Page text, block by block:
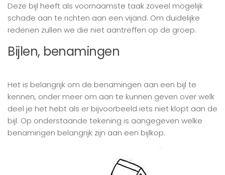
Deze bijl heeft als voornaamste taak zoveel mogelijk
schade aan te richten aan een vijand. Om duidelijke
redenen zullen we die niet aantreffen op de groep.
Bijlen, benamingen
Het is belangrijk om de benamingen aan een bijl te
kennen, onder meer om aan te kunnen geven over welk
deel je het hebt als er bijvoorbeeld iets niet klopt aan de
bijl. Op onderstaande tekening is aangegeven welke
benamingen belangrijk zijn aan een bijlkop.